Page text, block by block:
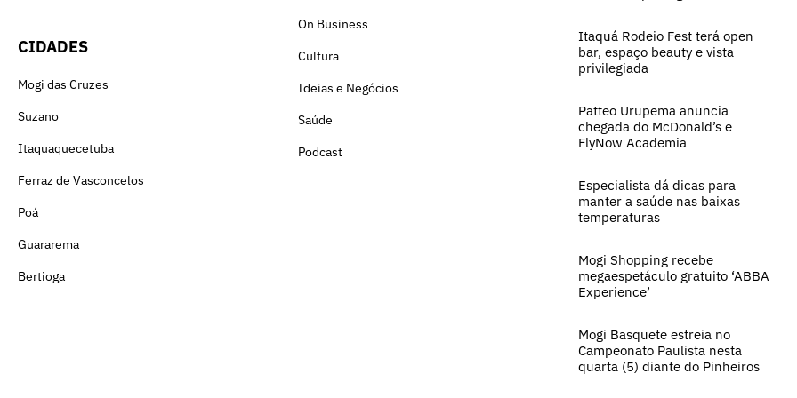
CIDADES
Mogi das Cruzes
Suzano
Itaquaquecetuba
Ferraz de Vasconcelos
Poá
Guararema
Bertioga
On Business
Cultura
Ideias e Negócios
Saúde
Podcast
Itaquá Rodeio Fest terá open
bar, espaço beauty e vista
privilegiada
Patteo Urupema anuncia
chegada do McDonald’s e
FlyNow Academia
Especialista dá dicas para
manter a saúde nas baixas
temperaturas
Mogi Shopping recebe
megaespetáculo gratuito ‘ABBA
Experience’
Mogi Basquete estreia no
Campeonato Paulista nesta
quarta (5) diante do Pinheiros